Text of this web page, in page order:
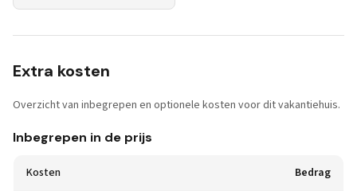
Extra kosten
Overzicht van inbegrepen en optionele kosten voor dit vakantiehuis.
Inbegrepen in de prijs
Kosten Bedrag